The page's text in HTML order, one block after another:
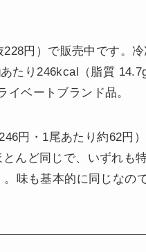
円）で販売中です。
たり246kcal（脂質
イベートブランド品。
円・1尾あたり約62円
んど同じで、いずれも
味も基本的に同じなの